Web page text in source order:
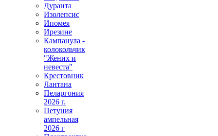
Дуранта
Изолепсис
Ипомея
Ирезине
Кампанула -
колокольчик
"Жених и
невеста"
Крестовник
Лантана
Пеларгония
2026 г.
Петуния
ампельная
2026 г